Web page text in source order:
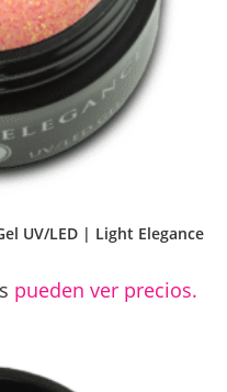
UV/LED | Light Elegance
pueden ver precios.